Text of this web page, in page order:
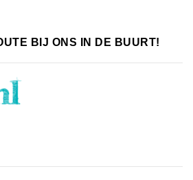
BIJ ONS IN DE BUURT!